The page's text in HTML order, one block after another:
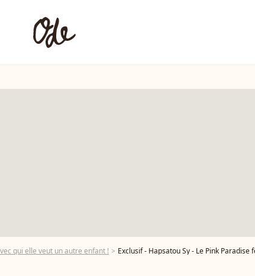
qui elle veut un autre enfant ! Exclusif - Hapsatou Sy - Le Pink Paradise fête ses 14 ans